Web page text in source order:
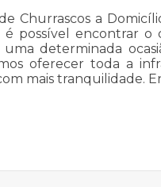
Churrascos a
é possível encontrar
determinada
oferecer toda a
mais tranquilidade.